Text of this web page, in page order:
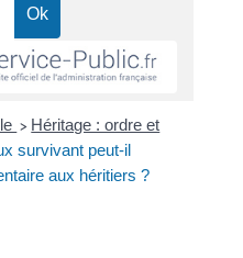
> Héritage : ordre et
survivant peut-il
aux héritiers ?